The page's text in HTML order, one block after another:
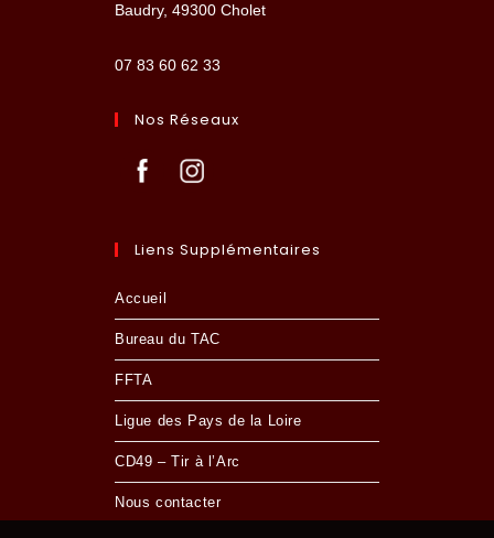
Baudry, 49300 Cholet
07 83 60 62 33
Nos Réseaux
Liens Supplémentaires
Accueil
Bureau du TAC
FFTA
Ligue des Pays de la Loire
CD49 – Tir à l’Arc
Nous contacter